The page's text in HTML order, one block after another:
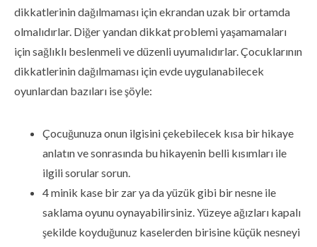
dikkatlerinin dağılmaması için ekrandan uzak bir ortamda
olmalıdırlar. Diğer yandan dikkat problemi yaşamamaları
için sağlıklı beslenmeli ve düzenli uyumalıdırlar. Çocuklarının
dikkatlerinin dağılmaması için evde uygulanabilecek
oyunlardan bazıları ise şöyle:
Çocuğunuza onun ilgisini çekebilecek kısa bir hikaye
anlatın ve sonrasında bu hikayenin belli kısımları ile
ilgili sorular sorun.
4 minik kase bir zar ya da yüzük gibi bir nesne ile
saklama oyunu oynayabilirsiniz. Yüzeye ağızları kapalı
şekilde koyduğunuz kaselerden birisine küçük nesneyi